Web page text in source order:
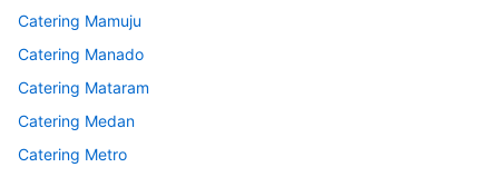
Catering Mamuju
Catering Manado
Catering Mataram
Catering Medan
Catering Metro